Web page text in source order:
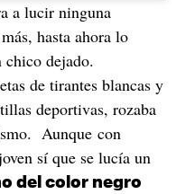
a lucir ninguna
hasta ahora lo
chico dejado.
de tirantes blancas y
deportivas, rozaba
Aunque con
sí que se lucía un
del color negro